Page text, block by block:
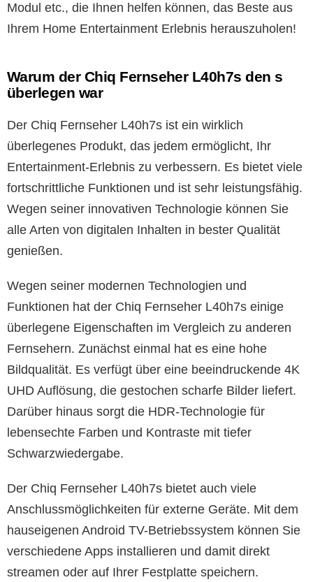
Modul etc., die Ihnen helfen können, das Beste aus
Ihrem Home Entertainment Erlebnis herauszuholen!
Warum der Chiq Fernseher L40h7s den s
überlegen war
Der Chiq Fernseher L40h7s ist ein wirklich
überlegenes Produkt, das jedem ermöglicht, Ihr
Entertainment-Erlebnis zu verbessern. Es bietet viele
fortschrittliche Funktionen und ist sehr leistungsfähig.
Wegen seiner innovativen Technologie können Sie
alle Arten von digitalen Inhalten in bester Qualität
genießen.
Wegen seiner modernen Technologien und
Funktionen hat der Chiq Fernseher L40h7s einige
überlegene Eigenschaften im Vergleich zu anderen
Fernsehern. Zunächst einmal hat es eine hohe
Bildqualität. Es verfügt über eine beeindruckende 4K
UHD Auflösung, die gestochen scharfe Bilder liefert.
Darüber hinaus sorgt die HDR-Technologie für
lebensechte Farben und Kontraste mit tiefer
Schwarzwiedergabe.
Der Chiq Fernseher L40h7s bietet auch viele
Anschlussmöglichkeiten für externe Geräte. Mit dem
hauseigenen Android TV-Betriebssystem können Sie
verschiedene Apps installieren und damit direkt
streamen oder auf Ihrer Festplatte speichern.